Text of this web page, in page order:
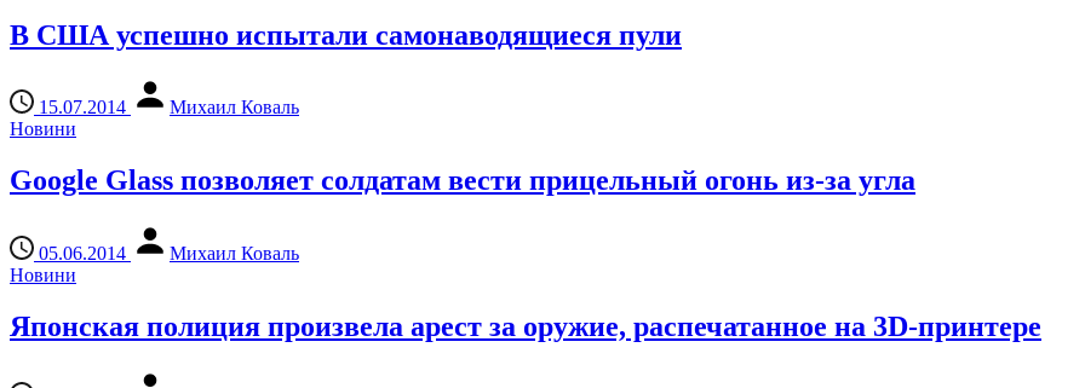
В США успешно испытали самонаводящиеся пули
15.07.2014
Михаил Коваль
Новини
Google Glass позволяет солдатам вести прицельный огонь из-за угла
05.06.2014
Михаил Коваль
Новини
Японская полиция произвела арест за оружие, распечатанное на 3D-принтере